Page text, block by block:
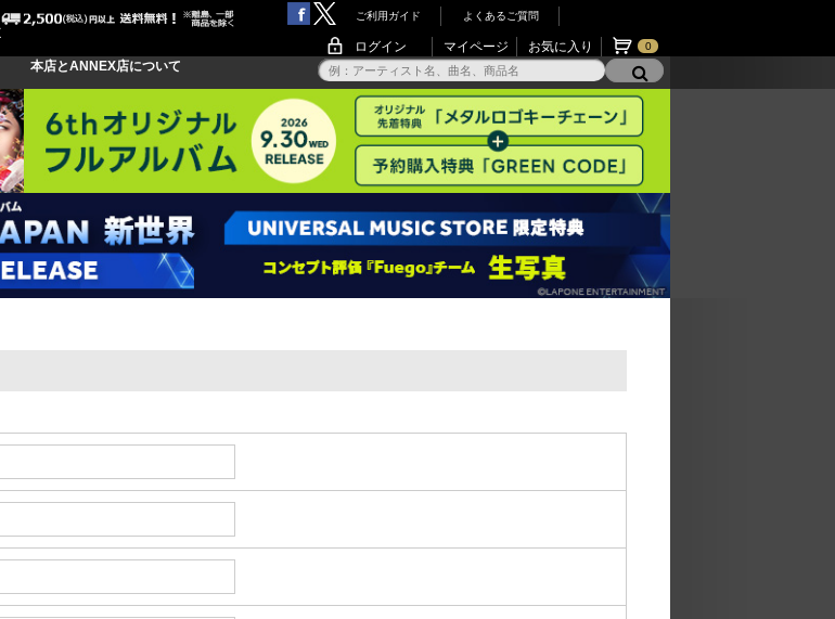
ご利用ガイド よくあるご質問
ログイン マイページ お気に入り 0
本店とANNEX店について